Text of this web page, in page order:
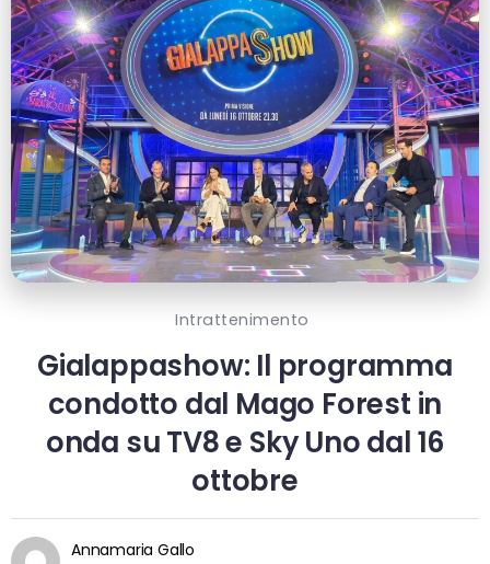
Intrattenimento
Gialappashow: Il programma
condotto dal Mago Forest in
onda su TV8 e Sky Uno dal 16
ottobre
Annamaria Gallo